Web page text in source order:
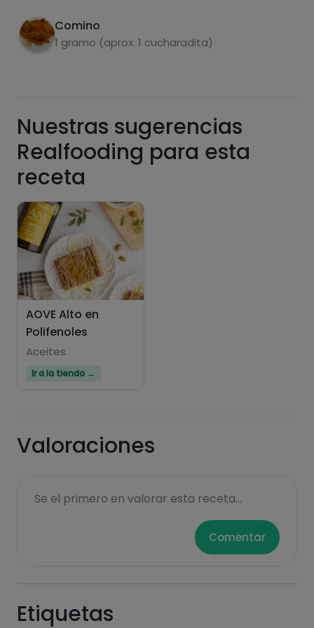
Comino
1 gramo (aprox. 1 cucharadita)
funcionalidades PLUS.
Nuestras sugerencias
Realfooding para esta
receta
AOVE Alto en
Polifenoles
Aceites
Ir a la tienda →
Valoraciones
Se el primero en valorar esta receta...
Comentar
Etiquetas